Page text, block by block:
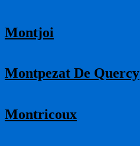
Montjoi
Montpezat De Quercy
Montricoux